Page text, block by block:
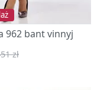
962 bant vinnyj
zł